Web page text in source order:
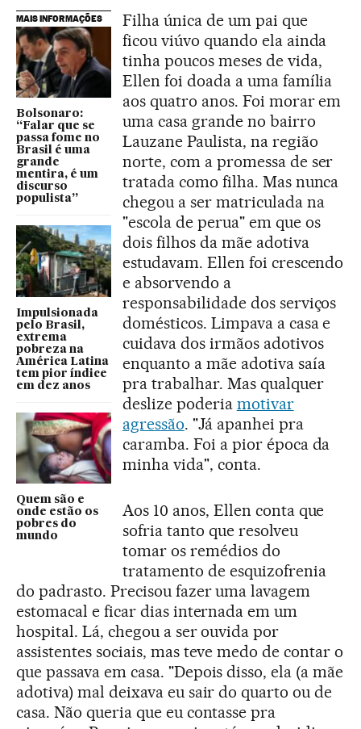
MAIS INFORMAÇÕES
Bolsonaro:
“Falar que se
passa fome no
Brasil é uma
grande
mentira, é um
discurso
populista”
Impulsionada
pelo Brasil,
extrema
pobreza na
América Latina
tem pior índice
em dez anos
Quem são e
onde estão os
pobres do
mundo
Filha única de um pai que
ficou viúvo quando ela ainda
tinha poucos meses de vida,
Ellen foi doada a uma família
aos quatro anos. Foi morar em
uma casa grande no bairro
Lauzane Paulista, na região
norte, com a promessa de ser
tratada como filha. Mas nunca
chegou a ser matriculada na
"escola de perua" em que os
dois filhos da mãe adotiva
estudavam. Ellen foi crescendo
e absorvendo a
responsabilidade dos serviços
domésticos. Limpava a casa e
cuidava dos irmãos adotivos
enquanto a mãe adotiva saía
pra trabalhar. Mas qualquer
deslize poderia motivar
agressão. "Já apanhei pra
caramba. Foi a pior época da
minha vida", conta.
Aos 10 anos, Ellen conta que
sofria tanto que resolveu
tomar os remédios do
tratamento de esquizofrenia
do padrasto. Precisou fazer uma lavagem
estomacal e ficar dias internada em um
hospital. Lá, chegou a ser ouvida por
assistentes sociais, mas teve medo de contar o
que passava em casa. "Depois disso, ela (a mãe
adotiva) mal deixava eu sair do quarto ou de
casa. Não queria que eu contasse pra